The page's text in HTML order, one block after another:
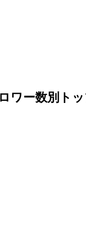
ワー数別ト